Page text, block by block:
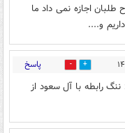
طلبان اجازه نمی داد ما
و....
6 پاسخ
رابطه با آل سعود از